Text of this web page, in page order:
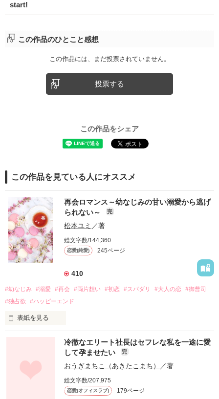
start!
この作品のひとこと感想
この作品には、まだ投票されていません。
投票する
この作品をシェア
この作品を見ている人にオススメ
再会ロマンス～幼なじみの甘い溺愛から逃げ
られない～
完
松本ユミ ／著
総文字数/144,360
恋愛(純愛) 245ページ
410
#幼なじみ #溺愛 #再会 #両片想い #初恋 #スパダリ #大人の恋 #御曹司
#独占欲
#ハッピーエンド
表紙を見る
幼なじみの哲平に淡い恋心を抱いていた美桜。
しかし、ある出来事をきっかけに二人の関係は壊れてしまう。
関係修復もできないまま、美桜は両親の離婚によって
引っ越すことになり、哲平とも離れ離れになった。
冷徹なエリート社長はセフレな私を一途に愛
して孕ませたい
完
おうぎまちこ（あきたこまち） ／著
総文字数/207,975
恋愛(オフィスラブ) 179ページ